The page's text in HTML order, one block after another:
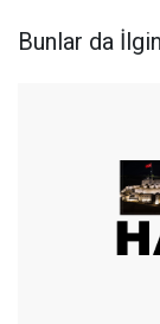
Bunlar da